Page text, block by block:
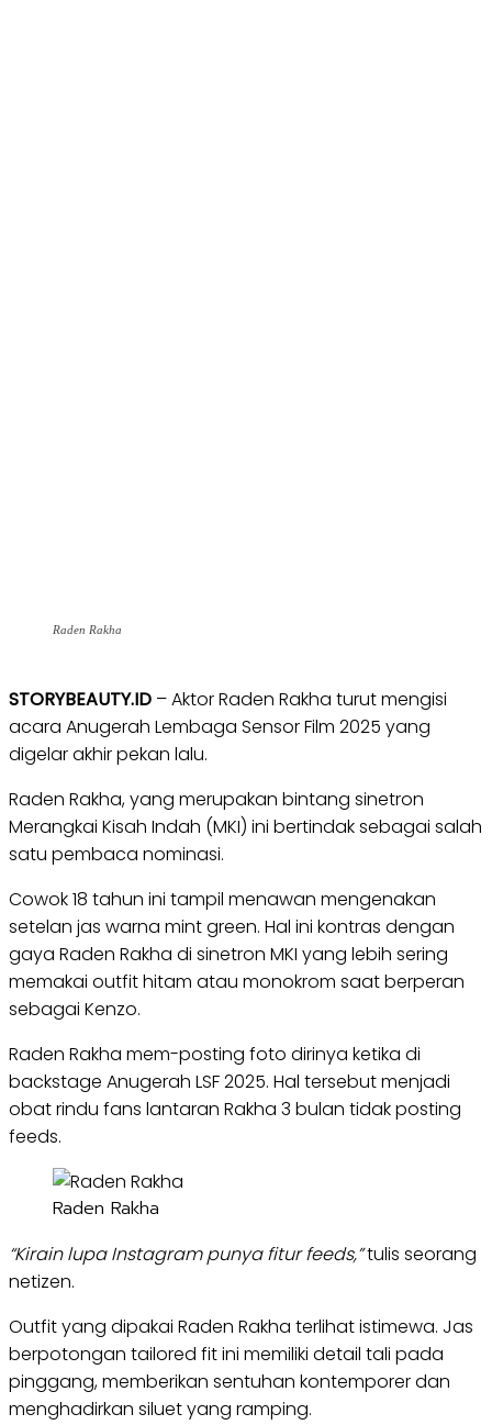
Raden Rakha
STORYBEAUTY.ID – Aktor Raden Rakha turut mengisi
acara Anugerah Lembaga Sensor Film 2025 yang
digelar akhir pekan lalu.
Raden Rakha, yang merupakan bintang sinetron
Merangkai Kisah Indah (MKI) ini bertindak sebagai salah
satu pembaca nominasi.
Cowok 18 tahun ini tampil menawan mengenakan
setelan jas warna mint green. Hal ini kontras dengan
gaya Raden Rakha di sinetron MKI yang lebih sering
memakai outfit hitam atau monokrom saat berperan
sebagai Kenzo.
Raden Rakha mem-posting foto dirinya ketika di
backstage Anugerah LSF 2025. Hal tersebut menjadi
obat rindu fans lantaran Rakha 3 bulan tidak posting
feeds.
Raden Rakha
“Kirain lupa Instagram punya fitur feeds,”tulis seorang
netizen.
Outfit yang dipakai Raden Rakha terlihat istimewa. Jas
berpotongan tailored fit ini memiliki detail tali pada
pinggang, memberikan sentuhan kontemporer dan
menghadirkan siluet yang ramping.